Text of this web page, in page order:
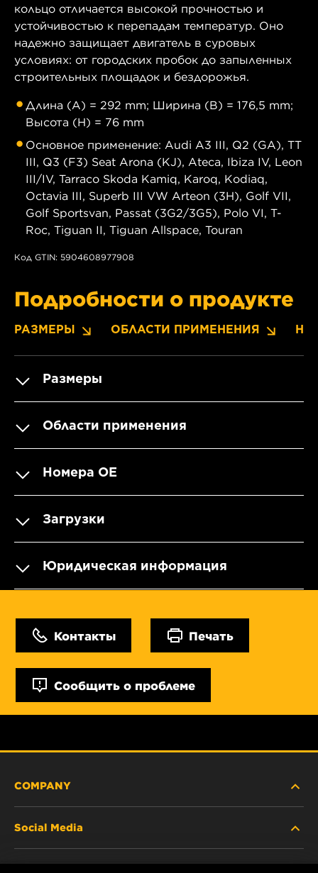
кольцо отличается высокой прочностью и
устойчивостью к перепадам температур. Оно
надежно защищает двигатель в суровых
условиях: от городских пробок до запыленных
строительных площадок и бездорожья.
Длина (A) = 292 mm; Ширина (B) = 176,5 mm;
Высота (H) = 76 mm
Основное применение: Audi A3 III, Q2 (GA), TT
III, Q3 (F3) Seat Arona (KJ), Ateca, Ibiza IV, Leon
III/IV, Tarraco Skoda Kamiq, Karoq, Kodiaq,
Octavia III, Superb III VW Arteon (3H), Golf VII,
Golf Sportsvan, Passat (3G2/3G5), Polo VI, T-
Roc, Tiguan II, Tiguan Allspace, Touran
Код GTIN: 5904608977908
Подробности о продукте
РАЗМЕРЫ ОБЛАСТИ ПРИМЕНЕНИЯ
Размеры
Области применения
Номера OE
Загрузки
Юридическая информация
Контакты Печать
Сообщить о проблеме
COMPANY
Social Media